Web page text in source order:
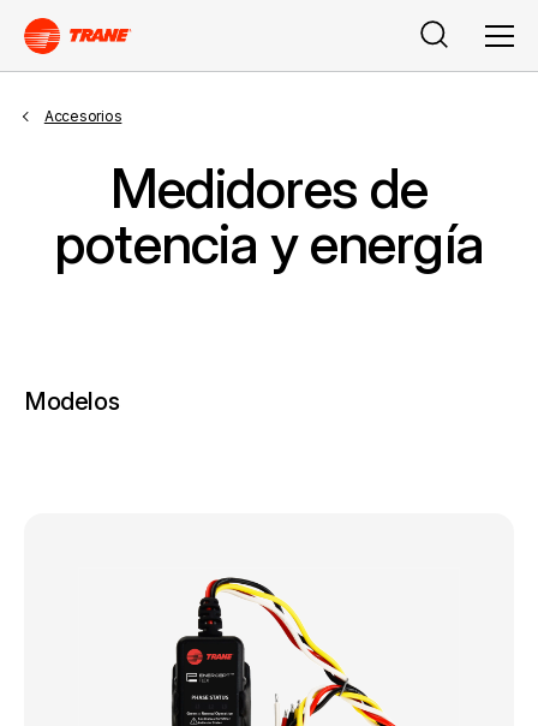
Buscar
Accesorios
Medidores de
potencia y energía
Modelos